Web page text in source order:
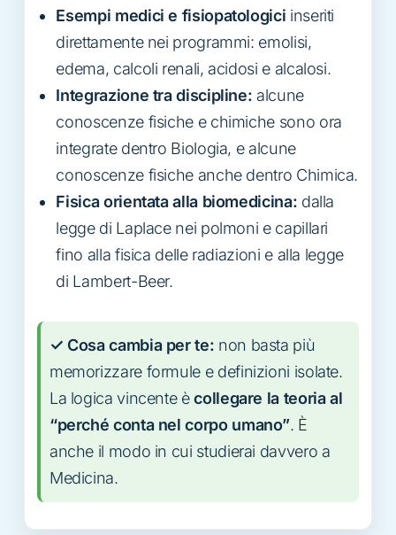
Esempi medici e fisiopatologici inseriti
direttamente nei programmi: emolisi,
edema, calcoli renali, acidosi e alcalosi.
Integrazione tra discipline: alcune
conoscenze fisiche e chimiche sono ora
integrate dentro Biologia, e alcune
conoscenze fisiche anche dentro Chimica.
Fisica orientata alla biomedicina: dalla
legge di Laplace nei polmoni e capillari
fino alla fisica delle radiazioni e alla legge
di Lambert-Beer.
✓ Cosa cambia per te: non basta più
memorizzare formule e definizioni isolate.
La logica vincente ècollegare la teoria al
“perché conta nel corpo umano”. È
anche il modo in cui studierai davvero a
Medicina.